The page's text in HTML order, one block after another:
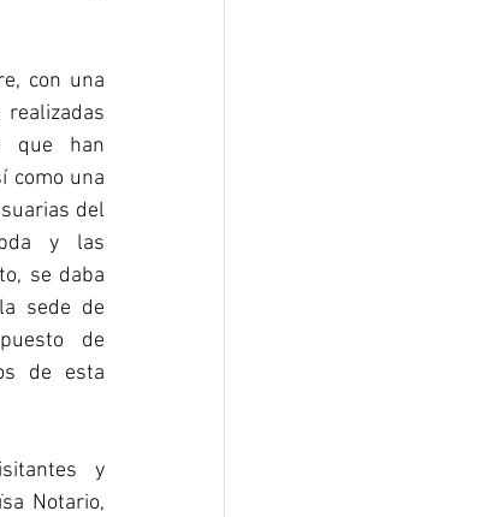
con una
que han
como una
del
y las
se daba
sede de
de
de esta
y
Notario,